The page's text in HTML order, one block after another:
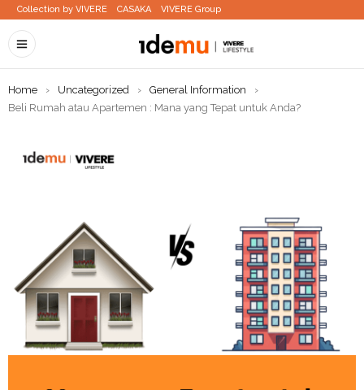
Collection by VIVERE CASAKA VIVERE Group
Home › Uncategorized › General Information
›
Beli Rumah atau Apartemen : Mana yang Tepat untuk Anda?